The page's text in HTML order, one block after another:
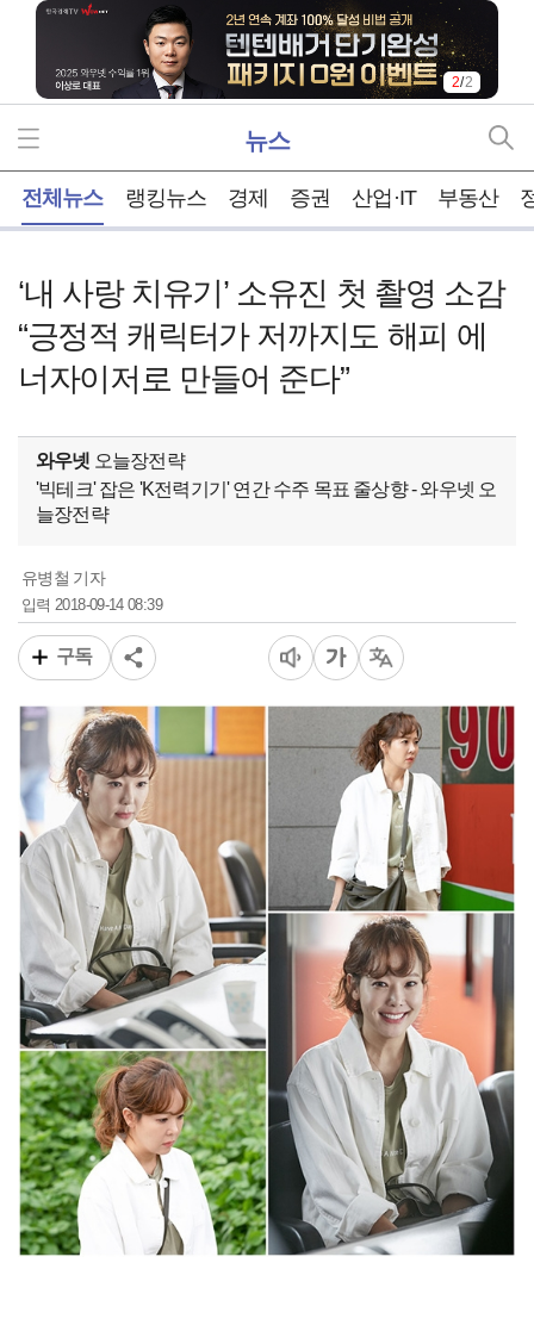
2/2
뉴스
전체뉴스 랭킹뉴스 경제 증권 산업·IT 부동산
‘내 사랑 치유기’ 소유진 첫 촬영 소감
“긍정적 캐릭터가 저까지도 해피 에
너자이저로 만들어 준다”
와우넷 오늘장전략
'빅테크' 잡은 'K전력기기' 연간 수주 목표 줄상향 - 와우넷 오
늘장전략
유병철 기자
입력 2018-09-14 08:39
구독